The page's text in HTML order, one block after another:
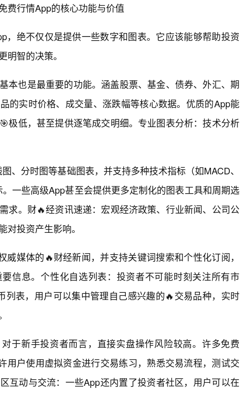
费行情App的核心功能与价值
，绝不仅仅是提供一些数字和图表。它应该能够帮助投资
明智的决策。
本也是最重要的功能。涵盖股票、基金、债券、外汇、期
的实时价格、成交量、涨跌幅等核心数据。优质的App能
极低，甚至提供逐笔成交明细。专业图表分析：技术分析
、分时图等基础图表，并支持多种技术指标（如MACD、
一些高级App甚至会提供更多定制化的图表工具和周期选
求。财🔥经资讯速递：宏观经济政策、行业新闻、公司公
对投资产生影响。
威媒体的🔥财经新闻，并支持关键词搜索和个性化订阅，
信息。个性化自选列表：投资者不可能时刻关注所有市
列表，用户可以集中管理自己感兴趣的🔥交易品种，实时
于新手投资者而言，直接实盘操作风险较高。许多免费
用户使用虚拟资金进行交易练习，熟悉交易流程，测试交
互动与交流：一些App还内置了投资者社区，用户可以在